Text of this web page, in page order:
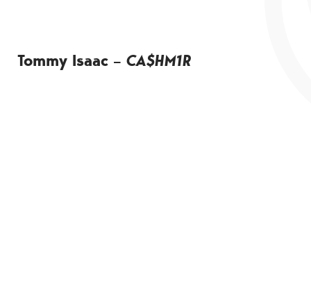
Tommy Isaac – CA$HM1R